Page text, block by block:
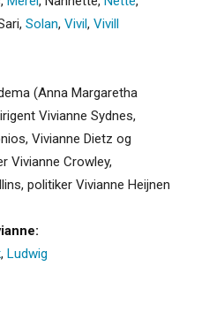
, Solan, Vivil, Vivill
(Anna Margaretha
Vivianne Sydnes,
Vivianne Dietz og
Vivianne Crowley,
politiker Vivianne Heijnen
, Ludwig